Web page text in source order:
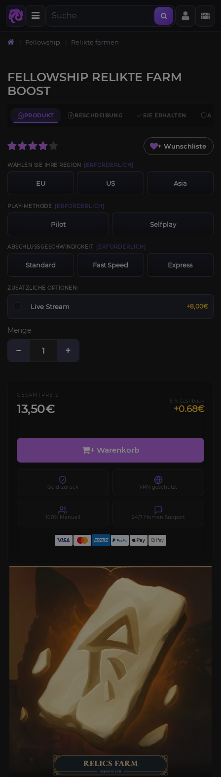
Fellowship Relikte farmen
FELLOWSHIP RELIKTE FARM
BOOST
PRODUKT BESCHREIBUNG SIE ERHALTEN
+ Wunschliste
WÄHLEN SIE IHRE REGION [ERFORDERLICH]
EU US Asia
PLAY-METHODE [ERFORDERLICH]
Pilot Selfplay
ABSCHLUSSGESCHWINDIGKEIT [ERFORDERLICH]
Standard Fast Speed Express
ZUSÄTZLICHE OPTIONEN:
Live Stream +8,00€
Menge
− +
GESAMTPREIS
13,50€
5 % Cashback
+0.68€
+ Warenkorb
Geld-zurück VPN-geschützt
100% Manuell 24/7 Human Support